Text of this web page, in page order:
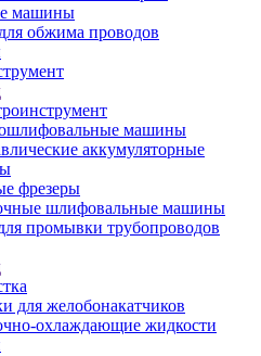
машины
обжима проводов
машины
аккумуляторные
фрезеры
шлифовальные машины
промывки трубопроводов
для желобонакатчиков
охлаждающие жидкости